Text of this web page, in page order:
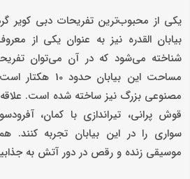
یکی از محبوب‌ترین تفریحات دبی کویر
بیابان القدره نیز به عنوان یکی از
شناخته می‌شود که در آن می‌توان
مساحت این
مصنوعی بزرگ نیز ساخته شده است.
قوش پرانی، تیراندازی با کمان،
سواری را در این بیابان تجربه
موسیقی زنده و رقص در دور آتش به